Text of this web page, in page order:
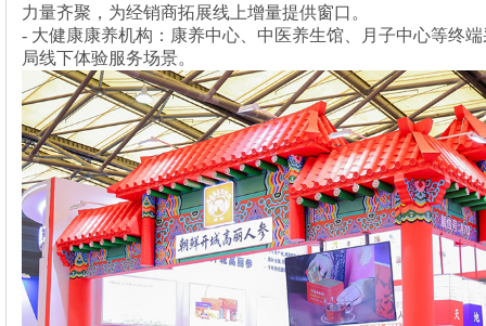
力量齐聚，为经销商拓展线上增量提供窗口。
- 大健康康养机构：康养中心、中医养生馆、月子中心等终
局线下体验服务场景。